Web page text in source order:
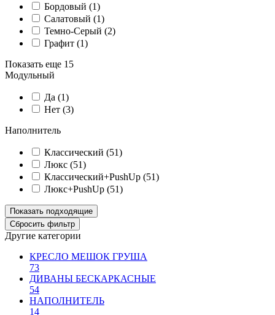
Бордовый (1)
Салатовый (1)
Темно-Серый (2)
Графит (1)
Показать еще 15
Модульный
Да (1)
Нет (3)
Наполнитель
Классический (51)
Люкс (51)
Классический+PushUp (51)
Люкс+PushUp (51)
Другие категории
КРЕСЛО МЕШОК ГРУША
73
ДИВАНЫ БЕСКАРКАСНЫЕ
54
НАПОЛНИТЕЛЬ
14